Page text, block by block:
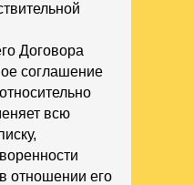
Договора
соглашение
всю
отношении его